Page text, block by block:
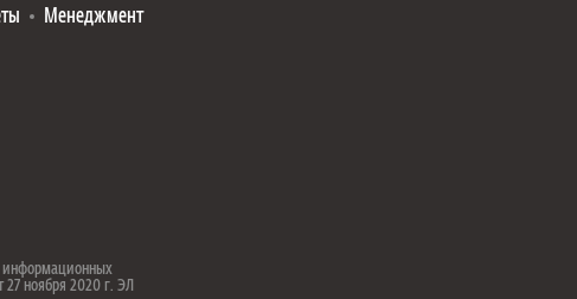
Менеджмент
информационных
ноября 2020 г. ЭЛ